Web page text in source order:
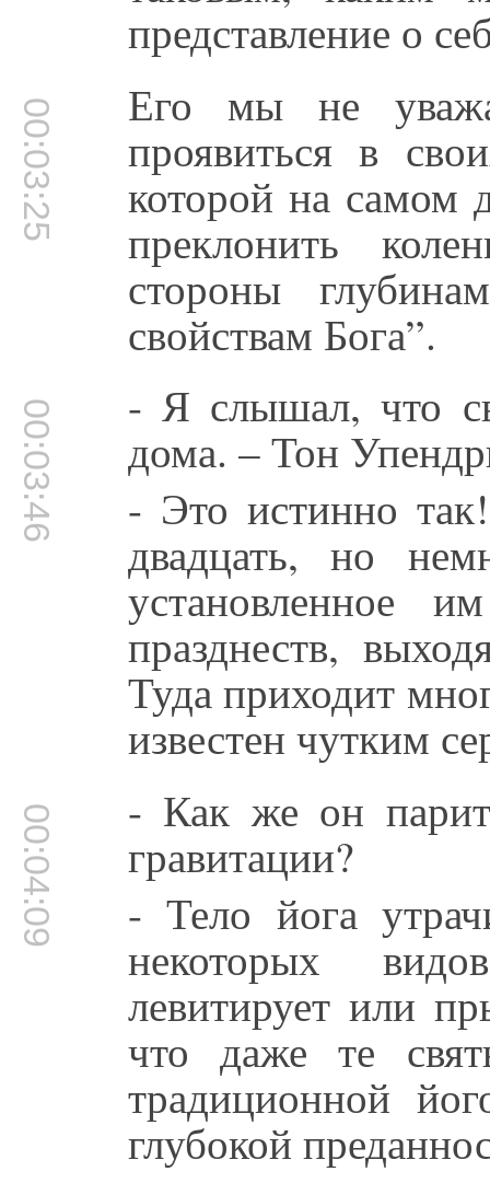
представление о
00:03:25 Его мы не
проявиться в
которой на самом
преклонить
стороны
свойствам Бога”.
00:03:46 - Я слышал, что
дома. – Тон
- Это истинно
двадцать, но
установленное
празднеств,
Туда приходит
известен чутким
00:04:09 - Как же он парит
гравитации?
- Тело йога
некоторых
левитирует или
что даже те
традиционной
глубокой